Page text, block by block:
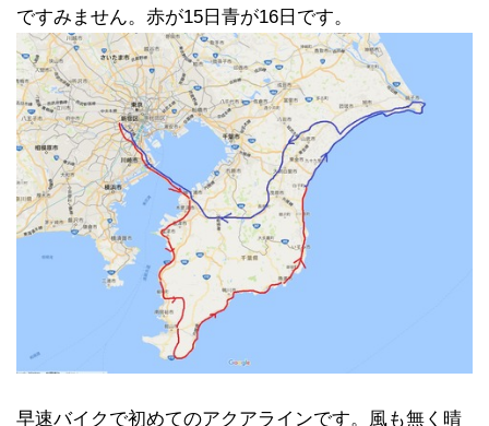
ですみません。赤が15日青が16日です。
早速バイクで初めてのアクアラインです。風も無く晴